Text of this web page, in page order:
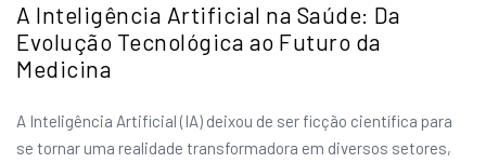
A Inteligência Artificial na Saúde: Da
Evolução Tecnológica ao Futuro da
Medicina
A Inteligência Artificial (IA) deixou de ser ficção científica para
se tornar uma realidade transformadora em diversos setores,